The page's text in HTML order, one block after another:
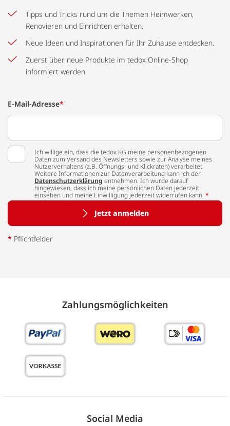
Tipps und Tricks rund um die Themen Heimwerken,
Renovieren und Einrichten erhalten.
Neue Ideen und Inspirationen für Ihr Zuhause entdecken.
Zuerst über neue Produkte im tedox Online-Shop
informiert werden.
E-Mail-Adresse*
Ich willige ein, dass die tedox KG meine personenbezogenen
Daten zum Versand des Newsletters sowie zur Analyse meines
Nutzerverhaltens (z.B. Öffnungs- und Klickraten) verarbeitet.
Weitere Informationen zur Datenverarbeitung kann ich der
Datenschutzerklärung entnehmen. Ich wurde darauf
hingewiesen, dass ich meine persönlichen Daten jederzeit
einsehen und meine Einwilligung jederzeit widerrufen kann. *
Jetzt anmelden
* Pflichtfelder
Zahlungs­möglich­keiten
Social Media